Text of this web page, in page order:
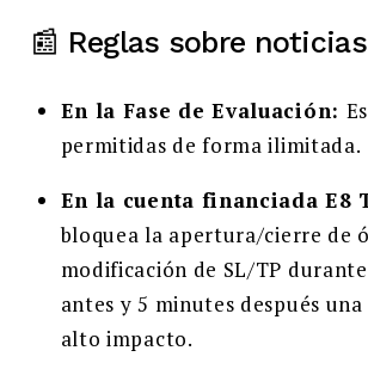
📰 Reglas sobre noticias
En la Fase de Evaluación:
permitidas de forma ilimitada.
En la cuenta financiada E8
bloquea la apertura/cierre de
modificación de SL/TP
antes y 5 minutes después
alto impacto.